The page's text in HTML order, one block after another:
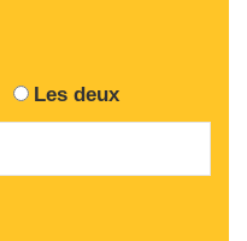
Les deux